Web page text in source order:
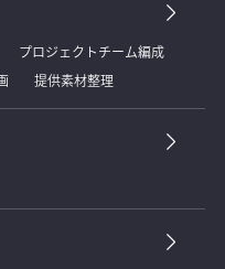
プロジェクトチーム編成
提供素材整理